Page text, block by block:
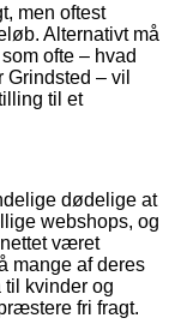
men oftest
Alternativt må
ofte – hvad
– vil
til et
dødelige at
webshops, og
været
mange af deres
til kvinder og
fri fragt.